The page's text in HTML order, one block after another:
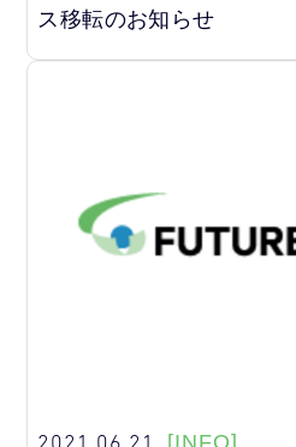
ス移転のお知らせ